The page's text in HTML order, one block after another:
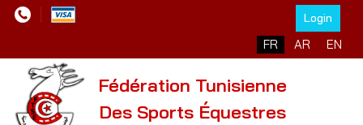
Login
Sélectionnez votre
FR AR EN
Fédération Tunisienne
Des Sports Équestres